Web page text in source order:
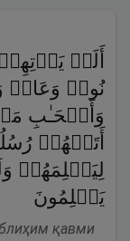
أَلَمۡ
نُوحࣲ وَعَادࣲ
وَأَصۡحَـٰبِ
أَتَتۡهُمۡ
لِیَظۡلِمَهُمۡ
یَظۡلِمُونَ
қавми